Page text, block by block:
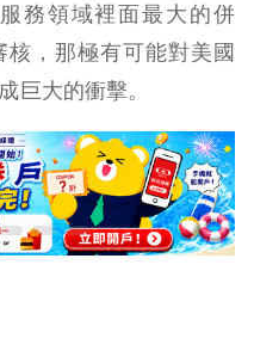
務領域裡面最大的併
，那極有可能對美國
巨大的衝擊。